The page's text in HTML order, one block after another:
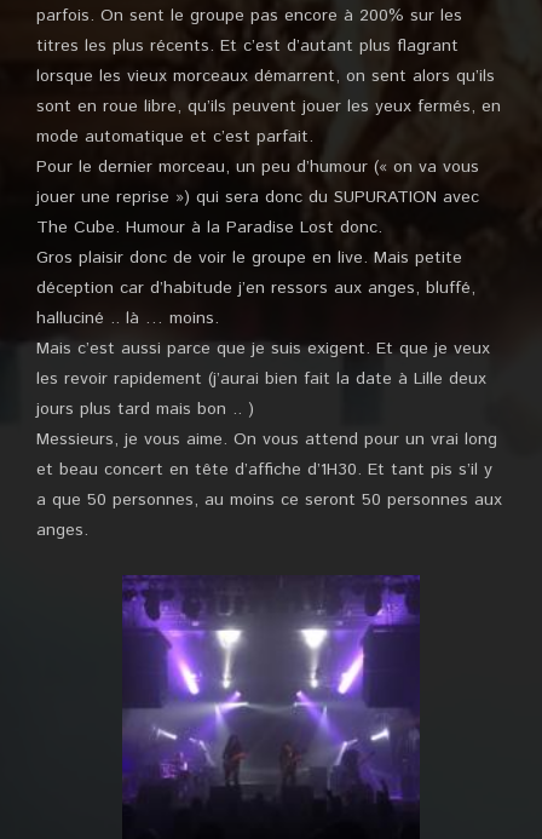
parfois. On sent le groupe pas encore à 200% sur les
titres les plus récents. Et c’est d’autant plus flagrant
lorsque les vieux morceaux démarrent, on sent alors qu’ils
sont en roue libre, qu’ils peuvent jouer les yeux fermés, en
mode automatique et c’est parfait.
Pour le dernier morceau, un peu d’humour (« on va vous
jouer une reprise ») qui sera donc du SUPURATION avec
The Cube. Humour à la Paradise Lost donc.
Gros plaisir donc de voir le groupe en live. Mais petite
déception car d’habitude j’en ressors aux anges, bluffé,
halluciné .. là … moins.
Mais c’est aussi parce que je suis exigent. Et que je veux
les revoir rapidement (j’aurai bien fait la date à Lille deux
jours plus tard mais bon .. )
Messieurs, je vous aime. On vous attend pour un vrai long
et beau concert en tête d’affiche d’1H30. Et tant pis s’il y
a que 50 personnes, au moins ce seront 50 personnes aux
anges.